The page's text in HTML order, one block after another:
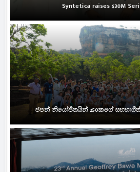
Syntetica raises $30M
ජපන් නියෝජිතයින් 250කගේ